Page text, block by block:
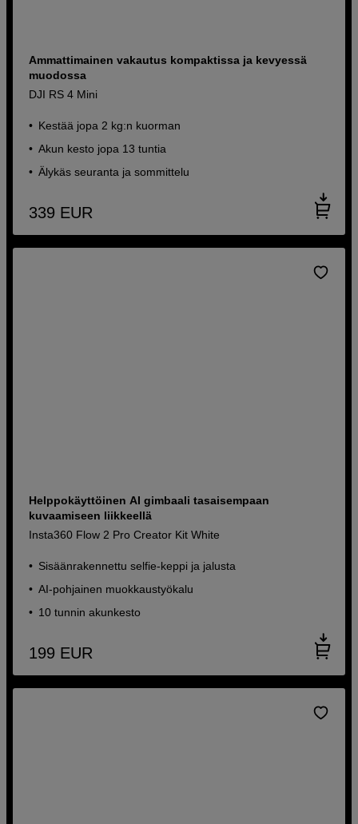
Ammattimainen vakautus kompaktissa ja kevyessä
muodossa
DJI RS 4 Mini
Kestää jopa 2 kg:n kuorman
Akun kesto jopa 13 tuntia
Älykäs seuranta ja sommittelu
339 EUR
Helppokäyttöinen AI gimbaali tasaisempaan
kuvaamiseen liikkeellä
Insta360 Flow 2 Pro Creator Kit White
Sisäänrakennettu selfie-keppi ja jalusta
AI-pohjainen muokkaustyökalu
10 tunnin akunkesto
199 EUR